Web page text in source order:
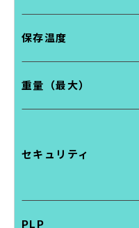
保存温度
重量（最大）
セキュリティ
PLP